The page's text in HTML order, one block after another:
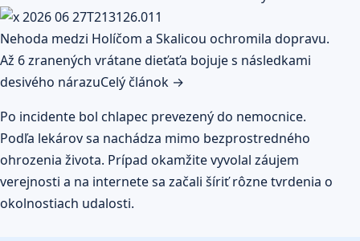
Nehoda medzi Holíčom a Skalicou ochromila dopravu.
Až 6 zranených vrátane dieťaťa bojuje s následkami
desivého nárazuCelý článok →
Po incidente bol chlapec prevezený do nemocnice.
Podľa lekárov sa nachádza mimo bezprostredného
ohrozenia života. Prípad okamžite vyvolal záujem
verejnosti a na internete sa začali šíriť rôzne tvrdenia o
okolnostiach udalosti.